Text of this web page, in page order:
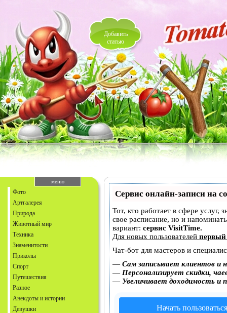
Добавить
статью
меню
Фото
Артгалерея
Природа
Животный мир
Техника
Знаменитости
Приколы
Спорт
Путешествия
Разное
Анекдоты и истории
Девушки
Сервис онлайн-записи на
Тот, кто работает в сфере услуг,
свое расписание, но и
вариант: сервис VisitTime.
Для новых пользователей первый
Чат-бот для мастеров и
— Сам записывает клиентов и
— Персонализирует скидки,
— Увеличивает доходимость и
Начать